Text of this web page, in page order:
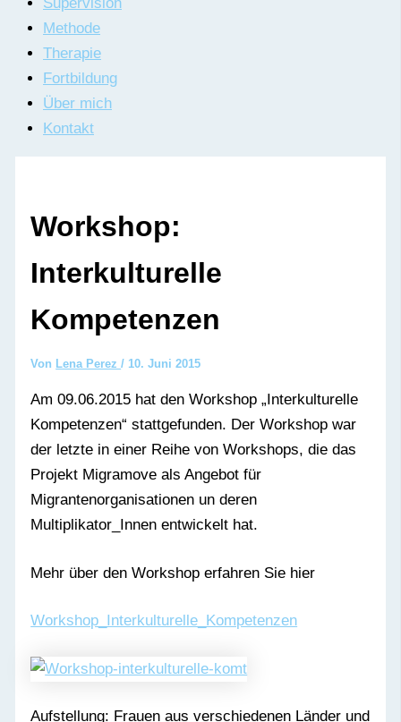
Supervision
Methode
Therapie
Fortbildung
Über mich
Kontakt
Workshop:
Interkulturelle
Kompetenzen
Von Lena Perez/ 10. Juni 2015
Am 09.06.2015 hat den Workshop „Interkulturelle
Kompetenzen“ stattgefunden. Der Workshop war
der letzte in einer Reihe von Workshops, die das
Projekt Migramove als Angebot für
Migrantenorganisationen un deren
Multiplikator_Innen entwickelt hat.
Mehr über den Workshop erfahren Sie hier
Workshop_Interkulturelle_Kompetenzen
Aufstellung: Frauen aus verschiedenen Länder und